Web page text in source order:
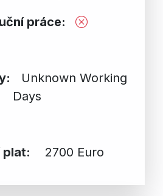
práce:
Unknown Working
Days
plat: 2700 Euro